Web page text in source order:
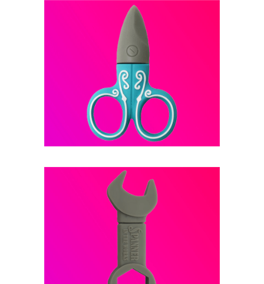
فلش مموری عروسکی -- کد B17
فلش مموری عروسکی -- کد B24